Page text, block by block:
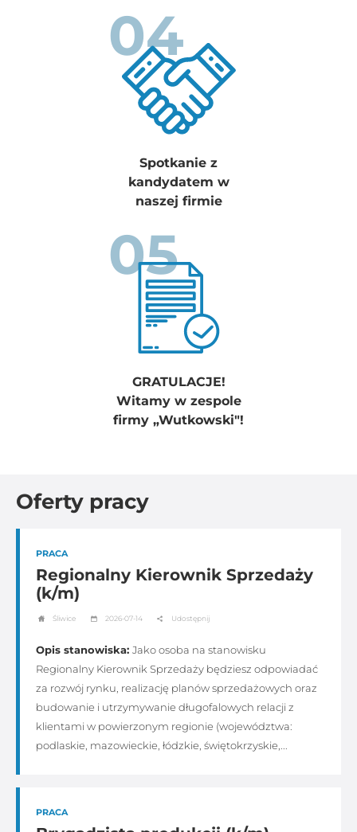
Spotkanie z
kandydatem w
naszej firmie
04
GRATULACJE!
Witamy w zespole
firmy „Wutkowski"!
05
Oferty pracy
PRACA
Regionalny Kierownik Sprzedaży
(k/m)
Śliwice 2026-07-14 Udostępnij
Opis stanowiska: Jako osoba na stanowisku
Regionalny Kierownik Sprzedaży będziesz odpowiadać
za rozwój rynku, realizację planów sprzedażowych oraz
budowanie i utrzymywanie długofalowych relacji z
klientami w powierzonym regionie (województwa:
podlaskie, mazowieckie, łódzkie, świętokrzyskie,...
PRACA